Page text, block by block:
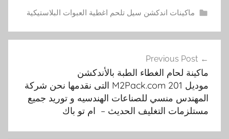
ماكينات اندكشن سيل تلحم اغطية العبوات البلاستيكية
m
a
c
o
المقالات
Previous Post
ماكينة لحام الغطاء الطبة بالأندكشن
موديل M2Pack.com 201 التى نقدمها نحن شركة
المهندس منسي للصناعات الهندسيه و توريد جميع
مستلزمات التغليف الحديث – ام تو باك